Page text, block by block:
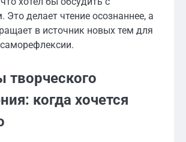
Это делает чтение осознаннее, а
в источник новых тем для
творческого
когда хочется